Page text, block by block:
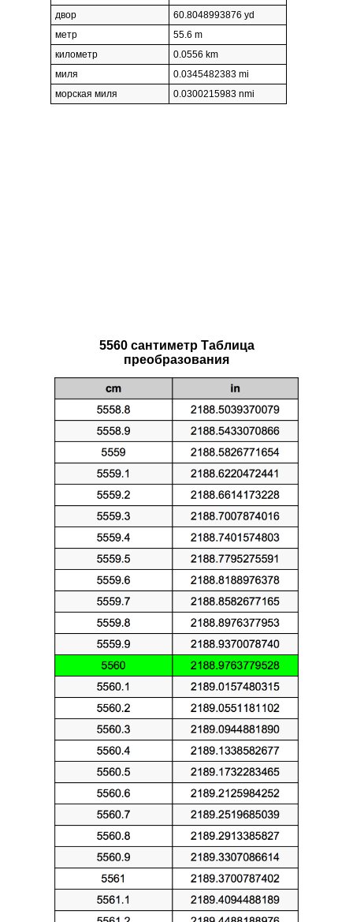
двор
60.8048993876 yd
метр
55.6 m
километр
0.0556 km
миля
0.0345482383 mi
морская миля
0.0300215983 nmi
5560 сантиметр Таблица
преобразования